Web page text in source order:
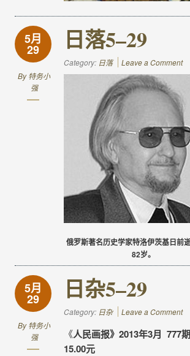
5月
29
By特务小
强
日落5–29
Category: 日落 Leave a Comment
俄罗斯著名历史学家特洛伊茨基日前
82岁。
5月
29
By特务小
强
日杂5–29
Category: 日杂 Leave a Comment
《人民画报》2013年3月 777
15.00元